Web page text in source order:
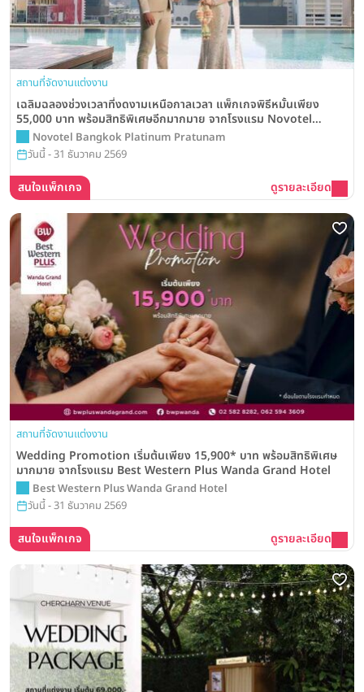
สถานที่จัดงานแต่งงาน
เฉลิมฉลองช่วงเวลาที่งดงามเหนือกาลเวลา แพ็กเกจพิธีหมั้นเพียง
55,000 บาท พร้อมสิทธิพิเศษอีกมากมาย จากโรงแรม Novotel
Bangkok Platinum Pratunam
Novotel Bangkok Platinum Pratunam
วันนี้ - 31 ธันวาคม 2569
สนใจแพ็กเกจ ดูรายละเอียด
สถานที่จัดงานแต่งงาน
Wedding Promotion เริ่มต้นเพียง 15,900* บาท พร้อมสิทธิพิเศษ
มากมาย จากโรงแรม Best Western Plus Wanda Grand Hotel
Best Western Plus Wanda Grand Hotel
วันนี้ - 31 ธันวาคม 2569
สนใจแพ็กเกจ ดูรายละเอียด